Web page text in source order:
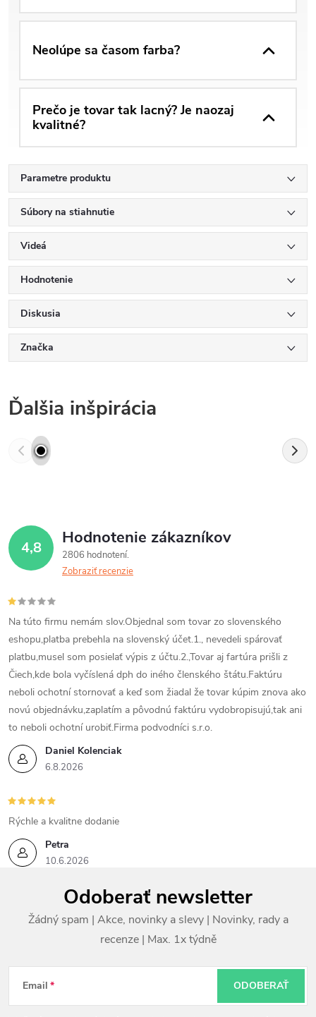
Neolúpe sa časom farba?
Prečo je tovar tak lacný? Je naozaj
kvalitné?
Parametre produktu
Súbory na stiahnutie
Videá
Hodnotenie
Diskusia
Značka
Ďalšia inšpirácia
4,8 Hodnotenie zákazníkov
2806 hodnotení
Zobraziť recenzie
Daniel Kolenciak
6.8.2026
Na túto firmu nemám slov.Objednal som tovar zo slovenského
eshopu,platba prebehla na slovenský účet.1., nevedeli spárovať
platbu,musel som posielať výpis z účtu.2.,Tovar aj fartúra prišli z
Čiech,kde bola vyčíslená dph do iného členského štátu.Faktúru
neboli ochotní stornovať a keď som žiadal že tovar kúpim znova ako
novú objednávku,zaplatím a pôvodnú faktúru vydobropisujú,tak ani
to neboli ochotní urobiť.Firma podvodníci s.r.o.
Petra
10.6.2026
Rýchle a kvalitne dodanie
ä
Odoberať newsletter
Email ODOBERAŤ